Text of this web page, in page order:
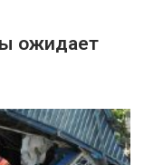
ожидает